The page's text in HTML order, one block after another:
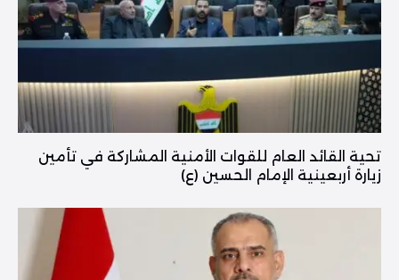
تحية القائد العام للقوات الأمنية المشاركة في تأمين
زيارة أربعينية الإمام الحسين (ع)